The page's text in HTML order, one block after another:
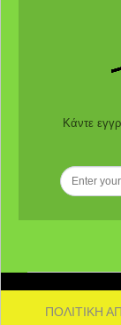
Κάντε
ΠΟΛΙΤΙΚΗ